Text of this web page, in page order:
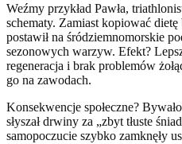
Weźmy przykład Pawła,
schematy. Zamiast kopiować
postawił na śródziemnomorskie
sezonowych warzyw. Efekt?
regeneracja i brak problemów
go na zawodach.
Konsekwencje społeczne?
słyszał drwiny za „zbyt tłuste
samopoczucie szybko zamknęły